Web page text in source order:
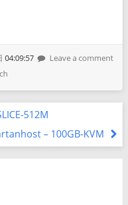
04:09:57
Leave a comment
512M
– 100GB-KVM